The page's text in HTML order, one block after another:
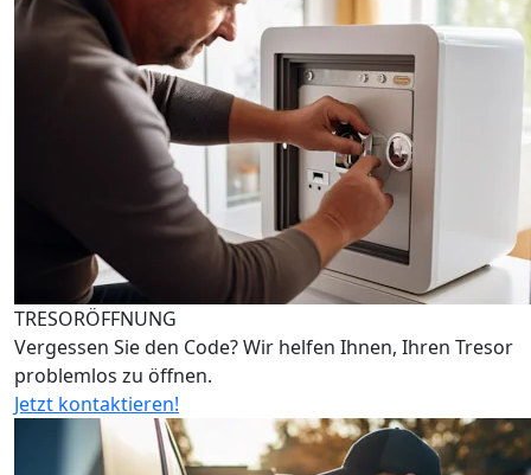
TRESORÖFFNUNG
Vergessen Sie den Code? Wir helfen Ihnen, Ihren Tresor
problemlos zu öffnen.
Jetzt kontaktieren!